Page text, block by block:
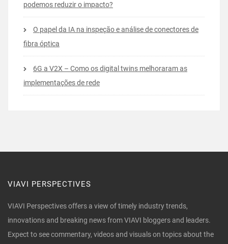
podemos reduzir o impacto?
O papel da IA na inspeção e análise de conectores de
fibra óptica
6G a V2X – Como os digital twins melhoraram as
implementações de rede
VIAVI PERSPECTIVES
VIAVI Perspectives offers a view of timely industry trends,
innovations and breaking news from VIAVI bloggers and leaders.
Expect to see commentary, videos and visuals on topics about the